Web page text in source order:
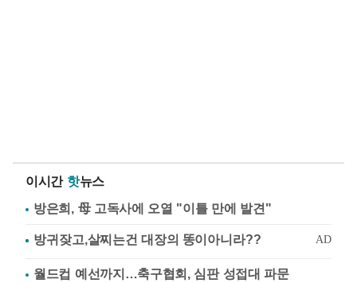
이시간 핫뉴스
방은희, 母 고독사에 오열 "이틀 만에 발견"
월드컵 예선까지…축구협회, 심판 성접대 파문